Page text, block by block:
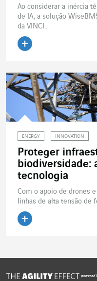
Ao considerar a inércia
de IA, a solução
da VINCI...
ENERGY INNOVATION
Proteger
biodiversidade:
tecnologia
Com o apoio de drones
linhas de alta tensão de
powered